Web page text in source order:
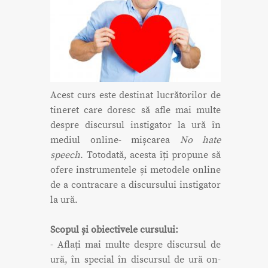
Acest curs este destinat lucrătorilor de
tineret care doresc să afle mai multe
despre discursul instigator la ură în
mediul online- mișcarea No hate
speech. Totodată, acesta îți propune să
ofere instrumentele și metodele online
de a contracare a discursului instigator
la ură.
Scopul și obiectivele cursului:
- Aflați mai multe despre discursul de
ură, în special în discursul de ură on-